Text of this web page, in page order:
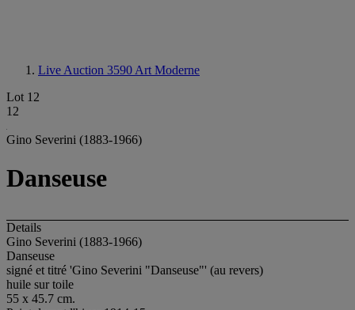
Live Auction 3590 Art Moderne
Lot 12
12
Gino Severini (1883-1966)
Danseuse
Details
Gino Severini (1883-1966)
Danseuse
signé et titré 'Gino Severini "Danseuse"' (au revers)
huile sur toile
55 x 45.7 cm.